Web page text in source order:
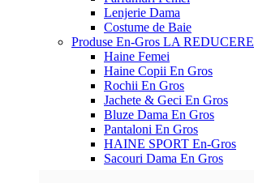
Lenjerie Dama
Costume de Baie
Produse En-Gros LA REDUCERE
Haine Femei
Haine Copii En Gros
Rochii En Gros
Jachete & Geci En Gros
Bluze Dama En Gros
Pantaloni En Gros
HAINE SPORT En-Gros
Sacouri Dama En Gros